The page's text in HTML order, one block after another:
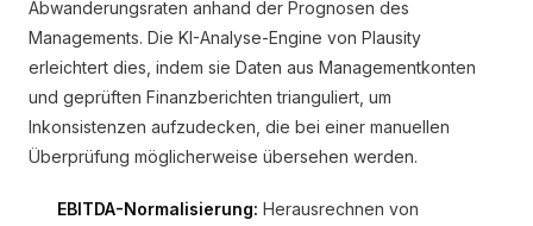
Abwanderungsraten anhand der Prognosen des
Managements. Die KI-Analyse-Engine von Plausity
erleichtert dies, indem sie Daten aus Managementkonten
und geprüften Finanzberichten trianguliert, um
Inkonsistenzen aufzudecken, die bei einer manuellen
Überprüfung möglicherweise übersehen werden.
EBITDA-Normalisierung: Herausrechnen von